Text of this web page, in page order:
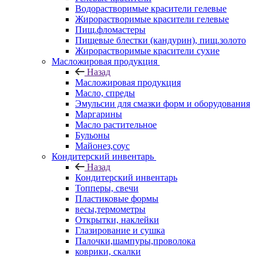
Водорастворимые красители гелевые
Жирорастворимые красители гелевые
Пищ.фломастеры
Пищевые блестки (кандурин), пищ.золото
Жирорастворимые красители сухие
Масложировая продукция
Назад
Масложировая продукция
Масло, спреды
Эмульсии для смазки форм и оборудования
Маргарины
Масло растительное
Бульоны
Майонез,соус
Кондитерский инвентарь
Назад
Кондитерский инвентарь
Топперы, свечи
Пластиковые формы
весы,термометры
Открытки, наклейки
Глазирование и сушка
Палочки,шампуры,проволока
коврики, скалки